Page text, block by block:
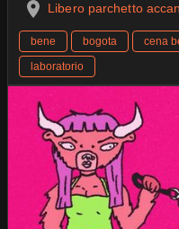
Libero parchetto
bene bogota cena
laboratorio